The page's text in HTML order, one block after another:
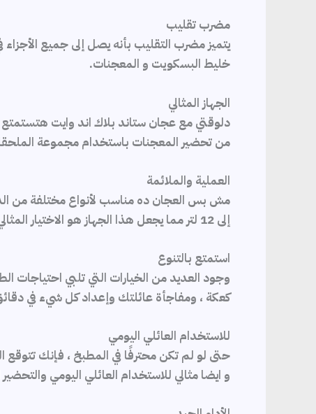
مضرب تقليب
يتميز مضرب التقليب بأنه يصل إلى جميع
خليط البسكويت و المعجنات.
الجهاز المثالي
دلوقتي مع عجان ستاند بلاك اند وايت
من تحضير المعجنات باستخدام مجموعة
العملية والملائمة
مش بس العجان ده مناسب لأنواع مختلفة من
إلى 12 لتر مما يجعل هذا الجهاز هو الاختيار المثالي في عجن وخفق وخلط جميع أنواع العجين بكل سهولة.
استمتع بالتنوع
وجود العديد من الخيارات التي تلبي
كعكة ، ومفاجأة عائلتك وإعداد كل شيء في
للاستخدام العائلي اليومي
و ايضا مثالي للاستخدام العائلي اليومي